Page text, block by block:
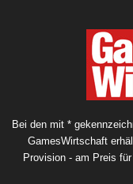
Bei den mit *
GamesWirtschaft
Provision - am Preis